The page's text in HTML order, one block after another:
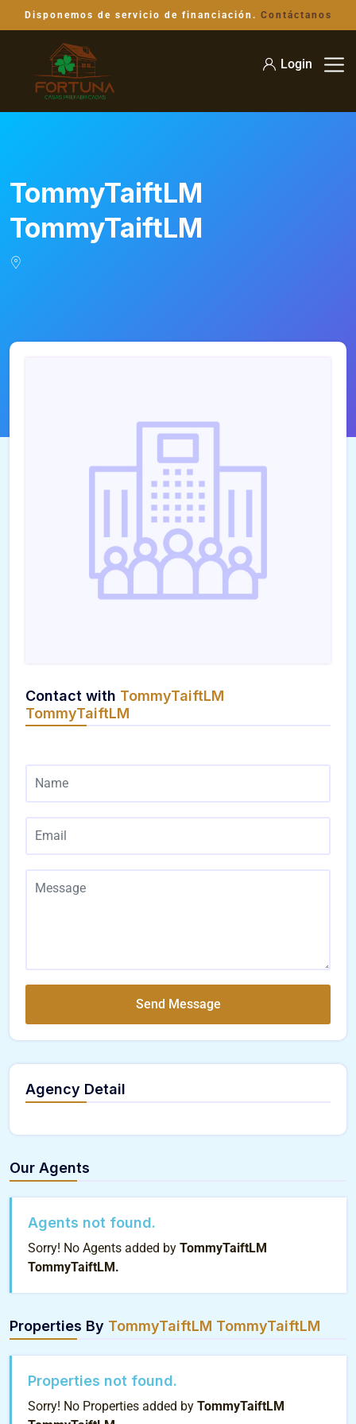
Disponemos de servicio de financiación. Contáctanos
Login
TommyTaiftLM
TommyTaiftLM
Contact with TommyTaiftLM
TommyTaiftLM
Send Message
Agency Detail
Our Agents
Agents not found.
Sorry! No Agents added by TommyTaiftLM
TommyTaiftLM.
Properties By TommyTaiftLM TommyTaiftLM
Properties not found.
Sorry! No Properties added by TommyTaiftLM